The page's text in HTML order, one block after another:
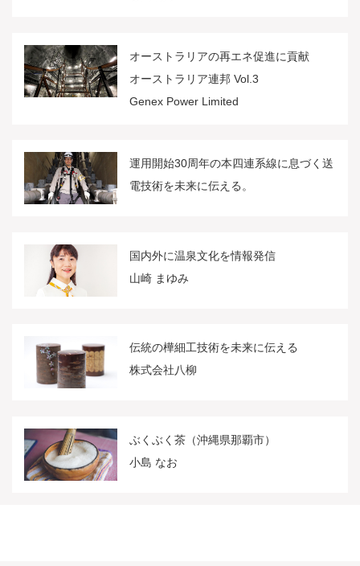
オーストラリアの再エネ促進に貢献
オーストラリア連邦 Vol.3
Genex Power Limited
運用開始30周年の本四連系線に息づく送
電技術を未来に伝える。
国内外に温泉文化を情報発信
山崎 まゆみ
伝統の樺細工技術を未来に伝える
株式会社八柳
ぶくぶく茶（沖縄県那覇市）
小島 なお